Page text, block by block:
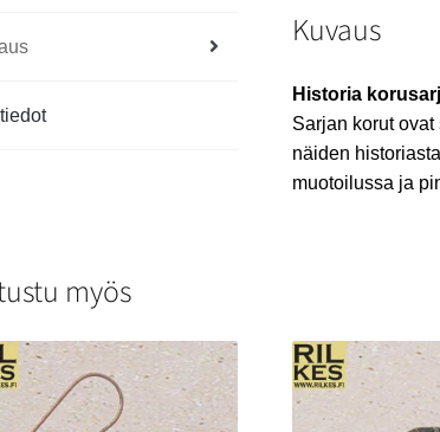
Kuvaus
Historia
Sarjan korut
näiden
muotoilussa ja
myös